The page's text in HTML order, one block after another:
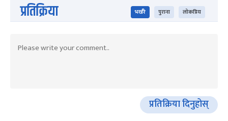
प्रतिक्रिया भर्खरै पुराना लोकप्रिय
प्रतिक्रिया दिनुहोस्